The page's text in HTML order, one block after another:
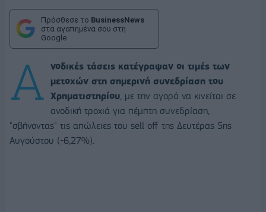
Πρόσθεσε το BusinessNews
στα αγαπημένα σου στη
Google
Α νοδικές τάσεις κατέγραψαν οι τιμές των
μετοχών στη σημερινή συνεδρίαση του
Χρηματιστηρίου , με την αγορά να κινείται σε
ανοδική τροχιά για πέμπτη συνεδρίαση,
"σβήνοντας" τις απώλειες του sell off της Δευτέρας 5ης
Αυγούστου (-6,27%).